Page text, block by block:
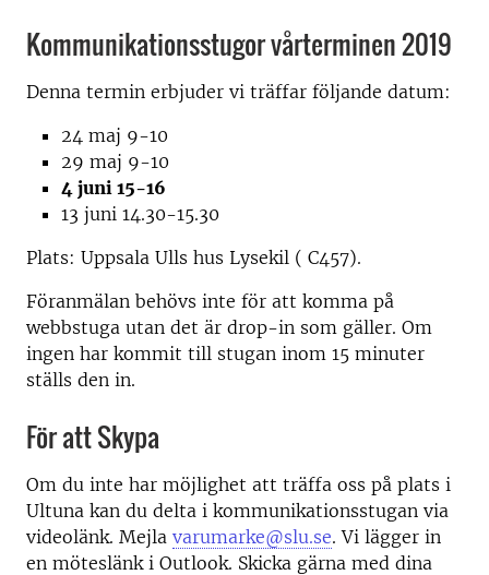
Kommunikationsstugor vårterminen 2019
Denna termin erbjuder vi träffar följande datum:
24 maj 9-10
29 maj 9-10
4 juni 15-16
13 juni 14.30-15.30
Plats: Uppsala Ulls hus Lysekil ( C457).
Föranmälan behövs inte för att komma på
webbstuga utan det är drop-in som gäller. Om
ingen har kommit till stugan inom 15 minuter
ställs den in.
För att Skypa
Om du inte har möjlighet att träffa oss på plats i
Ultuna kan du delta i kommunikationsstugan via
videolänk. Mejla varumarke@slu.se. Vi lägger in
en möteslänk i Outlook. Skicka gärna med dina